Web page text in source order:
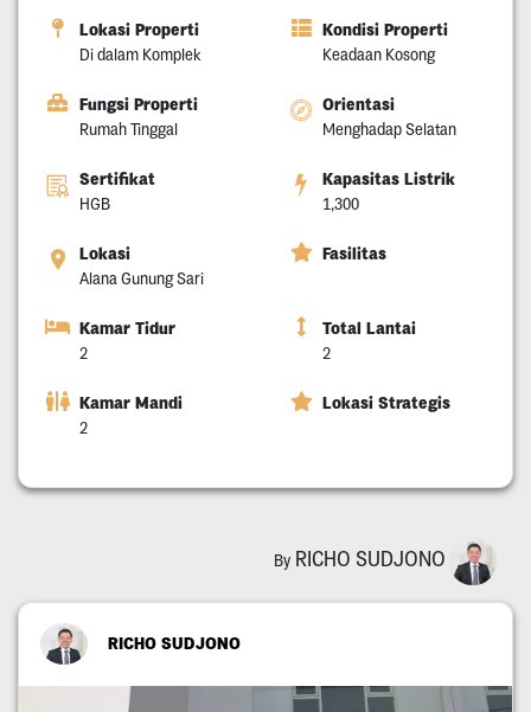
Lokasi Properti
Di dalam Komplek
Kondisi Properti
Keadaan Kosong
Fungsi Properti
Rumah Tinggal
Orientasi
Menghadap Selatan
Sertifikat
HGB
Kapasitas Listrik
1,300
Lokasi
Alana Gunung Sari
Fasilitas
Kamar Tidur
2
Total Lantai
2
Kamar Mandi
2
Lokasi Strategis
By RICHO SUDJONO
RICHO SUDJONO